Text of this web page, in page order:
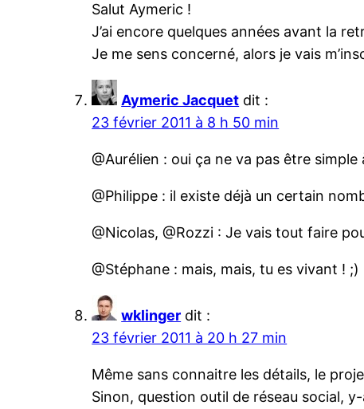
Salut Aymeric !
J’ai encore quelques années avant la
Je me sens concerné, alors je vais
Aymeric Jacquet dit :
23 février 2011 à 8 h 50 min
@Aurélien : oui ça ne va pas être
@Philippe : il existe déjà un certain
@Nicolas, @Rozzi : Je vais tout faire
@Stéphane : mais, mais, tu es vivant ! ;)
wklinger dit :
23 février 2011 à 20 h 27 min
Même sans connaitre les détails, le
Sinon, question outil de réseau social,